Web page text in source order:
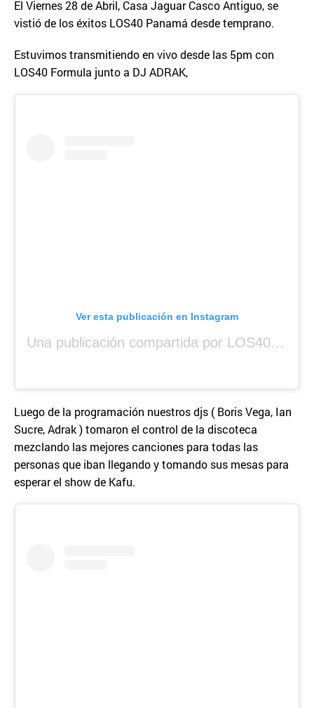
El Viernes 28 de Abril, Casa Jaguar Casco Antiguo, se
vistió de los éxitos LOS40 Panamá desde temprano.
Estuvimos transmitiendo en vivo desde las 5pm con
LOS40 Formula junto a DJ ADRAK,
Ver esta publicación en Instagram
Una publicación compartida por LOS40 Panamá (@los40panama)
Luego de la programación nuestros djs ( Boris Vega, Ian
Sucre, Adrak ) tomaron el control de la discoteca
mezclando las mejores canciones para todas las
personas que iban llegando y tomando sus mesas para
esperar el show de Kafu.